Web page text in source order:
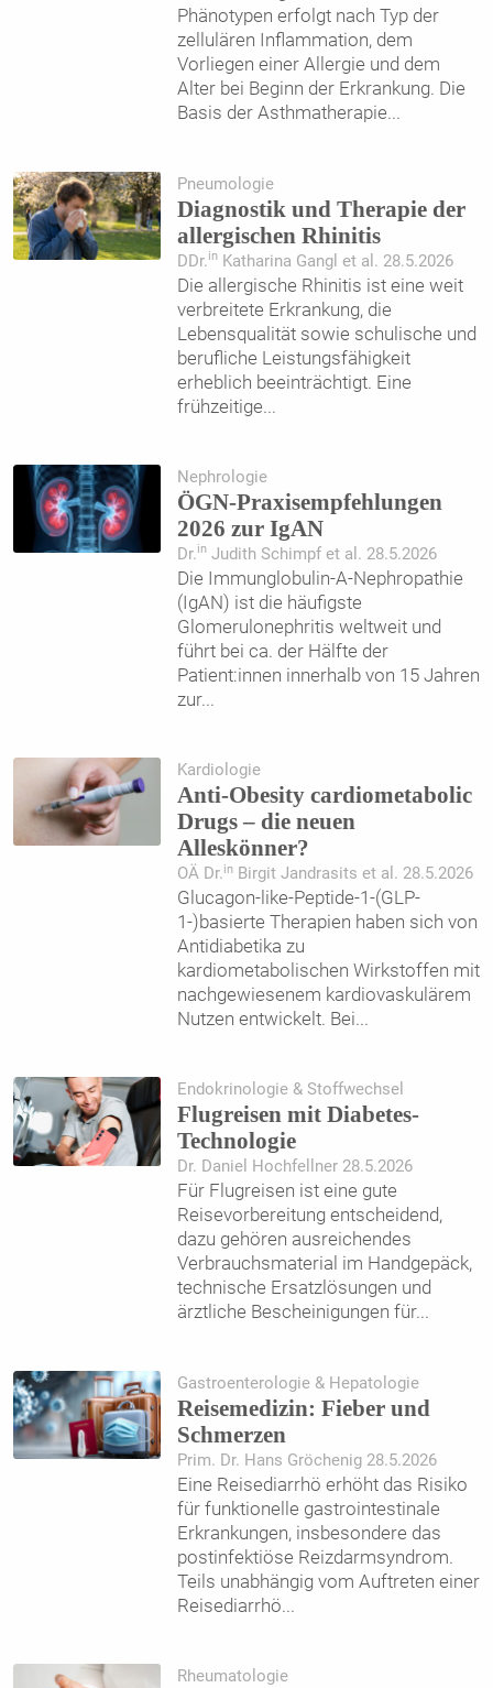
Phänotypen erfolgt nach Typ der
zellulären Inflammation, dem
Vorliegen einer Allergie und dem
Alter bei Beginn der Erkrankung. Die
Basis der Asthmatherapie...
Pneumologie
Diagnostik und Therapie der
allergischen Rhinitis
DDr. inKatharina Gangl et al. 28.5.2026
Die allergische Rhinitis ist eine weit
verbreitete Erkrankung, die
Lebensqualität sowie schulische und
berufliche Leistungsfähigkeit
erheblich beeinträchtigt. Eine
frühzeitige...
Nephrologie
ÖGN-Praxisempfehlungen
2026 zur IgAN
Dr.inJudith Schimpf et al. 28.5.2026
Die Immunglobulin-A-Nephropathie
(IgAN) ist die häufigste
Glomerulonephritis weltweit und
führt bei ca. der Hälfte der
Patient:innen innerhalb von 15 Jahren
zur...
Kardiologie
Anti-Obesity cardiometabolic
Drugs – die neuen
Alleskönner?
OÄ Dr.inBirgit Jandrasits et al. 28.5.2026
Glucagon-like-Peptide-1-(GLP-
1-)basierte Therapien haben sich von
Antidiabetika zu
kardiometabolischen Wirkstoffen mit
nachgewiesenem kardiovaskulärem
Nutzen entwickelt. Bei...
Endokrinologie & Stoffwechsel
Flugreisen mit Diabetes-
Technologie
Dr. Daniel Hochfellner 28.5.2026
Für Flugreisen ist eine gute
Reisevorbereitung entscheidend,
dazu gehören ausreichendes
Verbrauchsmaterial im Handgepäck,
technische Ersatzlösungen und
ärztliche Bescheinigungen für...
Gastroenterologie & Hepatologie
Reisemedizin: Fieber und
Schmerzen
Prim. Dr. Hans Gröchenig 28.5.2026
Eine Reisediarrhö erhöht das Risiko
für funktionelle gastrointestinale
Erkrankungen, insbesondere das
postinfektiöse Reizdarmsyndrom.
Teils unabhängig vom Auftreten einer
Reisediarrhö...
Rheumatologie